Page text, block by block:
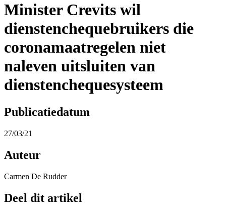
Minister Crevits wil
dienstenchequebruikers die
coronamaatregelen niet
naleven uitsluiten van
dienstenchequesysteem
Publicatiedatum
27/03/21
Auteur
Carmen De Rudder
Deel dit artikel